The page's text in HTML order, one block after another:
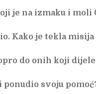
je na izmaku i moli
Kako je tekla
do onih koji
svoju